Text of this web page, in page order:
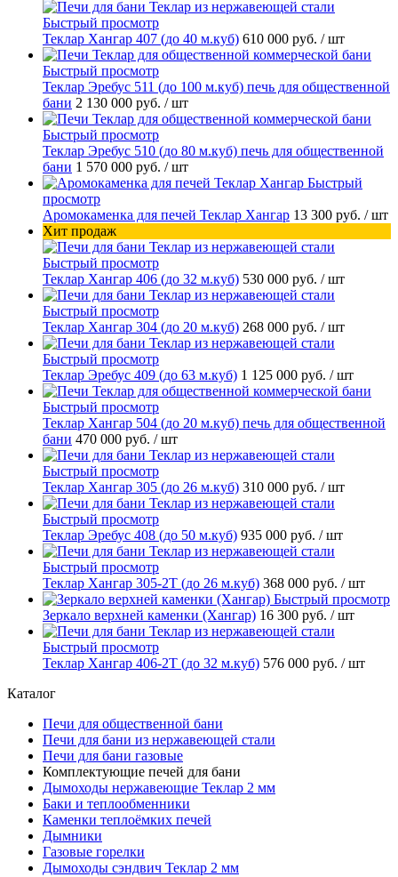
Быстрый просмотр
Теклар Хангар 407 (до 40 м.куб) 610 000 руб. / шт
Быстрый просмотр
Теклар Эребус 511 (до 100 м.куб) печь для общественной
бани 2 130 000 руб. / шт
Быстрый просмотр
Теклар Эребус 510 (до 80 м.куб) печь для общественной
бани 1 570 000 руб. / шт
Быстрый
просмотр
Аромокаменка для печей Теклар Хангар 13 300 руб. / шт
Хит продаж
Быстрый просмотр
Теклар Хангар 406 (до 32 м.куб) 530 000 руб. / шт
Быстрый просмотр
Теклар Хангар 304 (до 20 м.куб) 268 000 руб. / шт
Быстрый просмотр
Теклар Эребус 409 (до 63 м.куб) 1 125 000 руб. / шт
Быстрый просмотр
Теклар Хангар 504 (до 20 м.куб) печь для общественной
бани 470 000 руб. / шт
Быстрый просмотр
Теклар Хангар 305 (до 26 м.куб) 310 000 руб. / шт
Быстрый просмотр
Теклар Эребус 408 (до 50 м.куб) 935 000 руб. / шт
Быстрый просмотр
Теклар Хангар 305-2Т (до 26 м.куб) 368 000 руб. / шт
Быстрый просмотр
Зеркало верхней каменки (Хангар) 16 300 руб. / шт
Быстрый просмотр
Теклар Хангар 406-2Т (до 32 м.куб) 576 000 руб. / шт
Каталог
Печи для общественной бани
Печи для бани из нержавеющей стали
Печи для бани газовые
Комплектующие печей для бани
Дымоходы нержавеющие Теклар 2 мм
Баки и теплообменники
Каменки теплоёмких печей
Дымники
Газовые горелки
Дымоходы сэндвич Теклар 2 мм